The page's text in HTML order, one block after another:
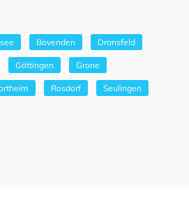
Bovenden Dransfeld
Göttingen Grone
Rosdorf Seulingen